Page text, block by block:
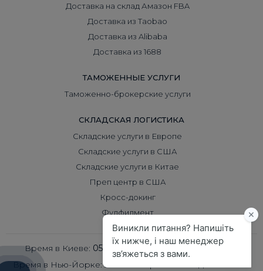
Доставка на склад Амазон FBA
Доставка из Taobao
Доставка из Alibaba
Доставка из 1688
ТАМОЖЕННЫЕ УСЛУГИ
Таможенно-брокерские услуги
СКЛАДСКАЯ ЛОГИСТИКА
Складские услуги в Европе
Складские услуги в США
Складские услуги в Китае
Преп центр в США
Кросс-докинг
Фулфилмент
Время в Киеве: 05:25 Время в Пекине:
Время в Нью-Йорке: 22:25